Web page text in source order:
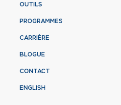
OUTILS
PROGRAMMES
CARRIÈRE
BLOGUE
CONTACT
ENGLISH